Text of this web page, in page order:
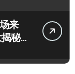
来
秘，